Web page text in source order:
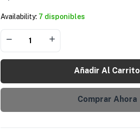
Availability: 7 disponibles
Añadir Al Carrito
Comprar Ahora